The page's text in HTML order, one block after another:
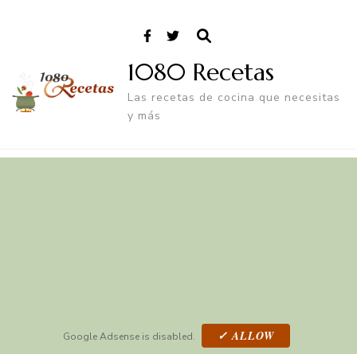
1080 Recetas
Las recetas de cocina que necesitas
y más
Google Adsense is disabled. ✓ ALLOW